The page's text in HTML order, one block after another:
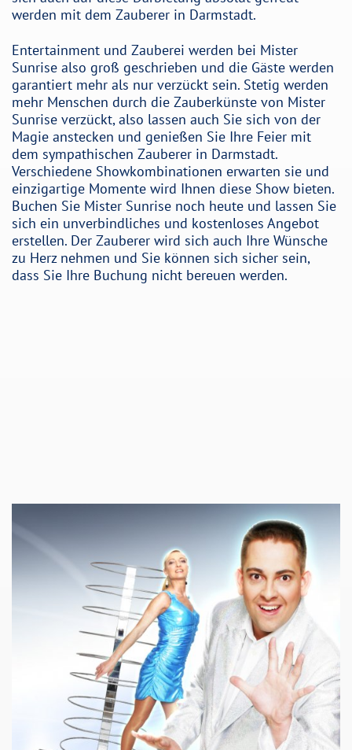
werden mit dem Zauberer in Darmstadt.
Entertainment und Zauberei werden bei Mister
Sunrise also groß geschrieben und die Gäste werden
garantiert mehr als nur verzückt sein. Stetig werden
mehr Menschen durch die Zauberkünste von Mister
Sunrise verzückt, also lassen auch Sie sich von der
Magie anstecken und genießen Sie Ihre Feier mit
dem sympathischen Zauberer in Darmstadt.
Verschiedene Showkombinationen erwarten sie und
einzigartige Momente wird Ihnen diese Show bieten.
Buchen Sie Mister Sunrise noch heute und lassen Sie
sich ein unverbindliches und kostenloses Angebot
erstellen. Der Zauberer wird sich auch Ihre Wünsche
zu Herz nehmen und Sie können sich sicher sein,
dass Sie Ihre Buchung nicht bereuen werden.